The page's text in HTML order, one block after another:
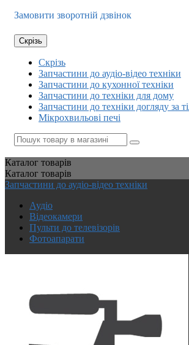
Замовити зворотній дзвінок
Скрізь
Скрізь
Запчастини до аудіо-відео техніки
Запчастини до кухонної техніки
Запчастини до техніки для дому
Запчастини до техніки догляду за
Мікрохвильові печі
Каталог товарів
Каталог товарів
Запчастини до аудіо-відео техніки
Аудіо
Відеокамери
Пульти до телевізорів
Фотоапарати